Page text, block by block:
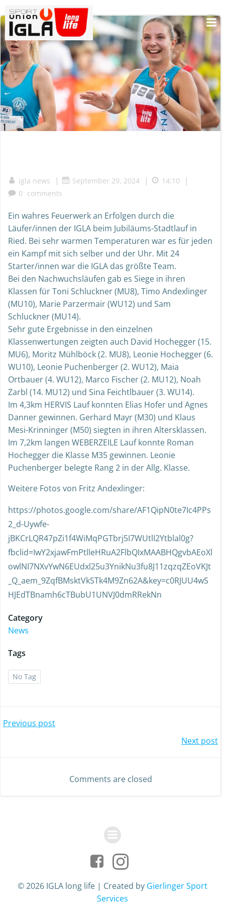
to
content
igla news | September 29, 2024 | 14:10 |
0 comments
Ein wahres Feuerwerk an Erfolgen durch die
Läufer/innen der IGLA beim Jubiläums-Stadtlauf in
Ried. Bei sehr warmen Temperaturen war es für jeden
ein Kampf mit sich selber und der Uhr. Mit 24
Starter/innen war die IGLA das größte Team.
Bei den Nachwuchsläufen gab es Siege in ihren
Klassen für Toni Schluckner (MU8), Timo Andexlinger
(MU10), Marie Parzermair (WU12) und Sam
Schluckner (MU14).
Sehr gute Ergebnisse in den einzelnen
Klassenwertungen zeigten auch David Hochegger (15.
MU6), Moritz Mühlböck (2. MU8), Leonie Hochegger (6.
WU10), Leonie Puchenberger (2. WU12), Maia
Ortbauer (4. WU12), Marco Fischer (2. MU12), Noah
Zarbl (14. MU12) und Sina Feichtlbauer (3. WU14).
Im 4,3km HERVIS Lauf konnten Elias Hofer und Agnes
Danner gewinnen. Gerhard Mayr (M30) und Klaus
Mesi-Krinninger (M50) siegten in ihren Altersklassen.
Im 7,2km langen WEBERZEILE Lauf konnte Roman
Hochegger die Klasse M35 gewinnen. Leonie
Puchenberger belegte Rang 2 in der Allg. Klasse.
Weitere Fotos von Fritz Andexlinger:
https://photos.google.com/share/AF1QipN0te7Ic4PPs
2_d-Uywfe-
jBKCrLQR47pZi1f4WiMqPGTbrj5I7WUtlI2Ytblal0g?
fbclid=IwY2xjawFmPtlleHRuA2FlbQIxMAABHQgvbAEoXl
owlNI7NXvYwN6EUdxl25u3YnikNu3fu8J11zqzqZEoVKJt
_Q_aem_9ZqfBMsktVkSTk4M9Zn62A&key=c0RJUU4wS
HJEdTBnamh6cTBubU1UNVJ0dmRRekNn
Category
News
Tags
No Tag
Post
Previous post
navigation
Next post
Comments are closed
© 2026 IGLA long life | Created by Gierlinger Sport
Services